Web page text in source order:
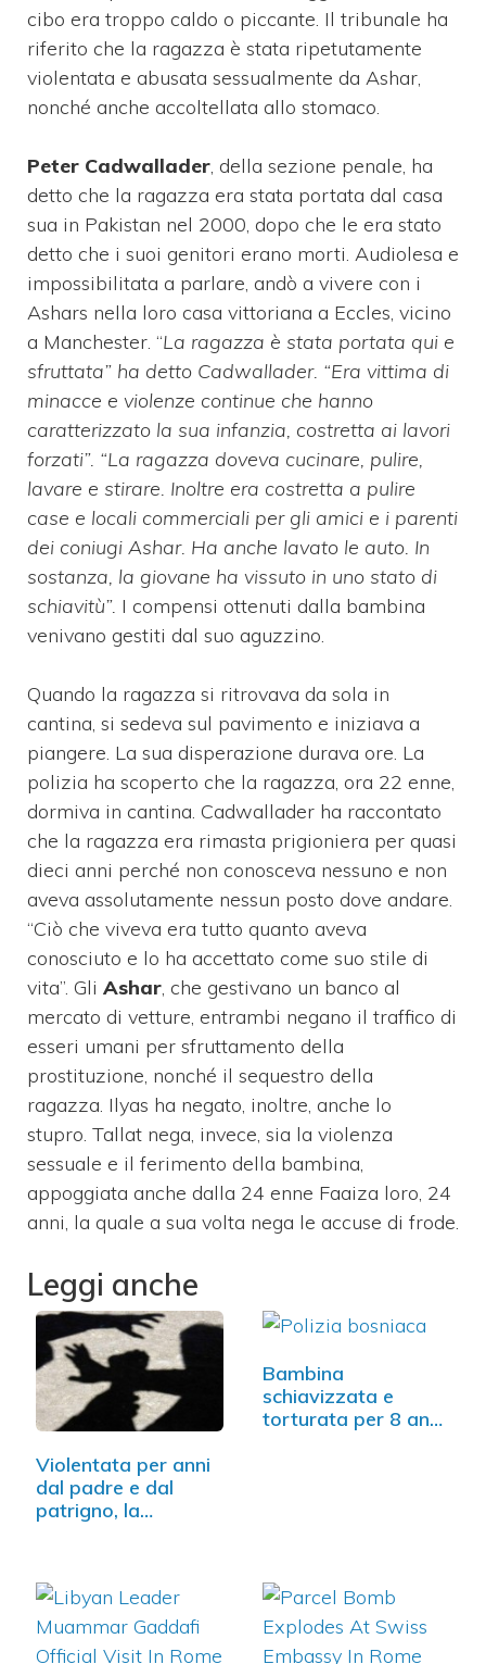
cibo era troppo caldo o piccante. Il tribunale ha
riferito che la ragazza è stata ripetutamente
violentata e abusata sessualmente da Ashar,
nonché anche accoltellata allo stomaco.
Peter Cadwallader, della sezione penale, ha
detto che la ragazza era stata portata dal casa
sua in Pakistan nel 2000, dopo che le era stato
detto che i suoi genitori erano morti. Audiolesa e
impossibilitata a parlare, andò a vivere con i
Ashars nella loro casa vittoriana a Eccles, vicino
a Manchester. “La ragazza è stata portata qui e
sfruttata” ha detto Cadwallader. “Era vittima di
minacce e violenze continue che hanno
caratterizzato la sua infanzia, costretta ai lavori
forzati”. “La ragazza doveva cucinare, pulire,
lavare e stirare. Inoltre era costretta a pulire
case e locali commerciali per gli amici e i parenti
dei coniugi Ashar. Ha anche lavato le auto. In
sostanza, la giovane ha vissuto in uno stato di
schiavitù”. I compensi ottenuti dalla bambina
venivano gestiti dal suo aguzzino.
Quando la ragazza si ritrovava da sola in
cantina, si sedeva sul pavimento e iniziava a
piangere. La sua disperazione durava ore. La
polizia ha scoperto che la ragazza, ora 22 enne,
dormiva in cantina. Cadwallader ha raccontato
che la ragazza era rimasta prigioniera per quasi
dieci anni perché non conosceva nessuno e non
aveva assolutamente nessun posto dove andare.
“Ciò che viveva era tutto quanto aveva
conosciuto e lo ha accettato come suo stile di
vita”. Gli Ashar, che gestivano un banco al
mercato di vetture, entrambi negano il traffico di
esseri umani per sfruttamento della
prostituzione, nonché il sequestro della
ragazza. Ilyas ha negato, inoltre, anche lo
stupro. Tallat nega, invece, sia la violenza
sessuale e il ferimento della bambina,
appoggiata anche dalla 24 enne Faaiza loro, 24
anni, la quale a sua volta nega le accuse di frode.
Leggi anche
Violentata per anni
dal padre e dal
patrigno, la…
Bambina
schiavizzata e
torturata per 8 anni: